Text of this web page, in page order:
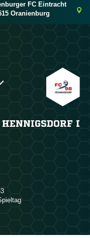
FC Eintracht
Oranienburg
I